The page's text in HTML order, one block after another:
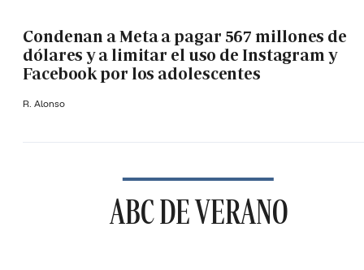
Condenan a Meta a pagar 567 millones de
dólares y a limitar el uso de Instagram y
Facebook por los adolescentes
R. Alonso
ABC DE VERANO